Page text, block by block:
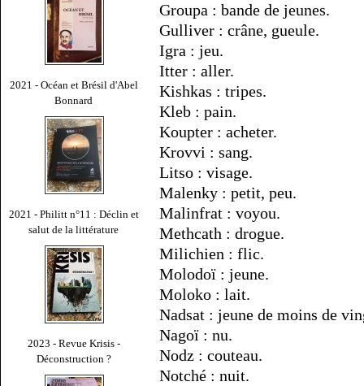
2021 - Océan et Brésil d'Abel
Bonnard
2021 - Philitt n°11 : Déclin et
salut de la littérature
2023 - Revue Krisis -
Déconstruction ?
Groupa : bande de jeunes.
Gulliver : crâne, gueule.
Igra : jeu.
Itter : aller.
Kishkas : tripes.
Kleb : pain.
Koupter : acheter.
Krovvi : sang.
Litso : visage.
Malenky : petit, peu.
Malinfrat : voyou.
Methcath : drogue.
Milichien : flic.
Molodoï : jeune.
Moloko : lait.
Nadsat : jeune de moins de
Nagoï : nu.
Nodz : couteau.
Notché : nuit.